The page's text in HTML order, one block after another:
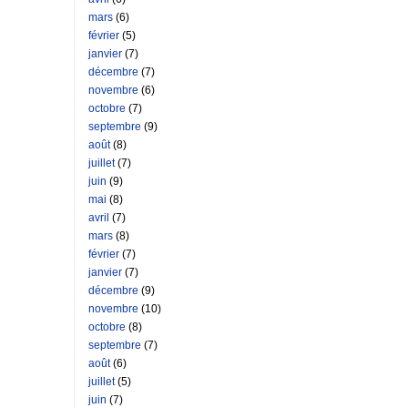
mars (6)
février (5)
janvier (7)
décembre (7)
novembre (6)
octobre (7)
septembre (9)
août(8)
juillet(7)
juin (9)
mai (8)
avril (7)
mars (8)
février (7)
janvier (7)
décembre (9)
novembre (10)
octobre (8)
septembre (7)
août(6)
juillet(5)
juin (7)